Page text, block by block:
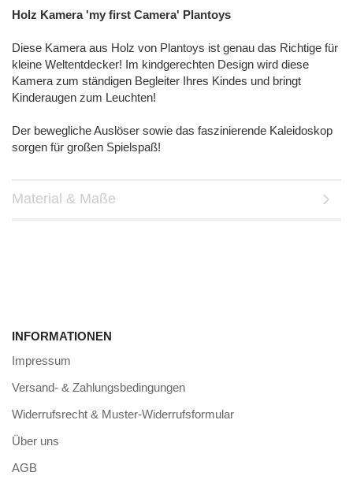
Holz Kamera 'my first Camera' Plantoys
Diese Kamera aus Holz von Plantoys ist genau das Richtige für
kleine Weltentdecker! Im kindgerechten Design wird diese
Kamera zum ständigen Begleiter Ihres Kindes und bringt
Kinderaugen zum Leuchten!
Der bewegliche Auslöser sowie das faszinierende Kaleidoskop
sorgen für großen Spielspaß!
Material & Maße
INFORMATIONEN
Impressum
Versand- & Zahlungsbedingungen
Widerrufsrecht & Muster-Widerrufsformular
Über uns
AGB